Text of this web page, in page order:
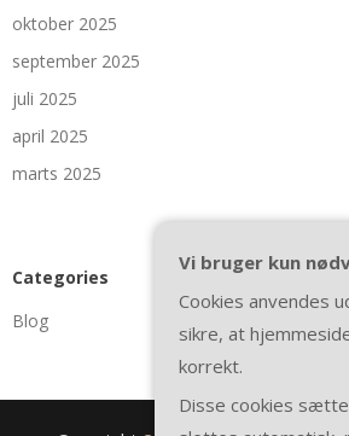
oktober 2025
september 2025
juli 2025
april 2025
marts 2025
Categories
Blog
Vi bruger kun
Cookies anvendes
sikre, at
korrekt.
Disse cookies